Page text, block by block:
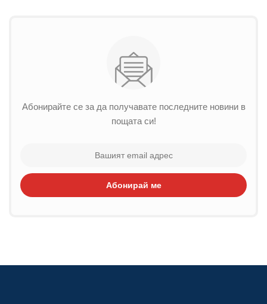
Абонирайте се за да получавате последните новини в
пощата си!
Абонирай ме